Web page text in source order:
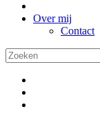
Over mij
Contact